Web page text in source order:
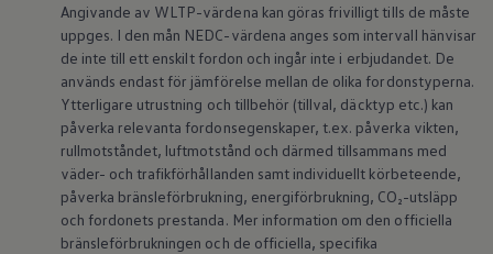
Angivande av WLTP-värdena kan göras frivilligt tills de måste
uppges. I den mån NEDC-värdena anges som intervall hänvisar
de inte till ett enskilt fordon och ingår inte i erbjudandet. De
används endast för jämförelse mellan de olika fordonstyperna.
Ytterligare utrustning och tillbehör (tillval, däcktyp etc.) kan
påverka relevanta fordonsegenskaper, t.ex. påverka vikten,
rullmotståndet, luftmotstånd och därmed tillsammans med
väder- och trafikförhållanden samt individuellt körbeteende,
påverka bränsleförbrukning, energiförbrukning, CO₂-utsläpp
och fordonets prestanda. Mer information om den officiella
bränsleförbrukningen och de officiella, specifika